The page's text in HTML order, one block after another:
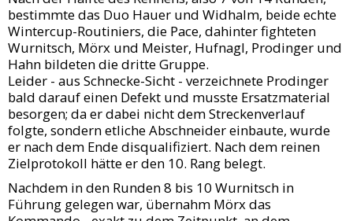
bestimmte das Duo Hauer und Widhalm, beide echte
Wintercup-Routiniers, die Pace, dahinter fighteten
Wurnitsch, Mörx und Meister, Hufnagl, Prodinger und
Hahn bildeten die dritte Gruppe.
Leider - aus Schnecke-Sicht - verzeichnete Prodinger
bald darauf einen Defekt und musste Ersatzmaterial
besorgen; da er dabei nicht dem Streckenverlauf
folgte, sondern etliche Abschneider einbaute, wurde
er nach dem Ende disqualifiziert. Nach dem reinen
Zielprotokoll hätte er den 10. Rang belegt.
Nachdem in den Runden 8 bis 10 Wurnitsch in
Führung gelegen war, übernahm Mörx das